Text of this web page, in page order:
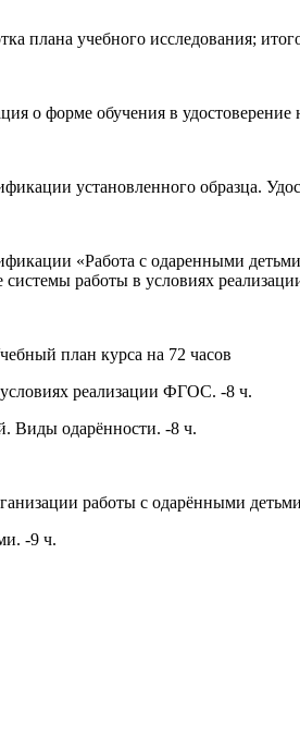
плана учебного исследования;
о форме обучения в удостоверение
установленного образца.
«Работа с одаренными
системы работы в условиях
план курса на 72 часов
реализации ФГОС. -8 ч.
Виды одарённости. -8 ч.
работы с одарёнными
-9 ч.